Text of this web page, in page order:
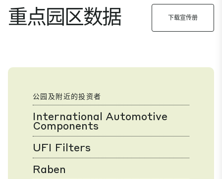
重点园区数据 下载宣传册
公园及附近的投资者
International Automotive
Components
UFI Filters
Raben